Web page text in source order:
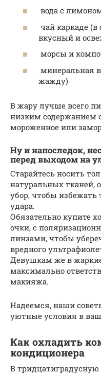
вода с
чай каркаде
вкусный и
морсы и
минеральная
жажду)
В жару лучше всего
низким содержанием
мороженное или
Ну и напоследок,
перед выходом на
Старайтесь носить
натуральных тканей,
убор, чтобы избежать
удара.
Обязательно купите
очки, с
линзами, чтобы
вредного
Девушкам же в
максимально
макияжа.
Надеемся, наши
уютные условия в
Как охладить
кондиционера
В